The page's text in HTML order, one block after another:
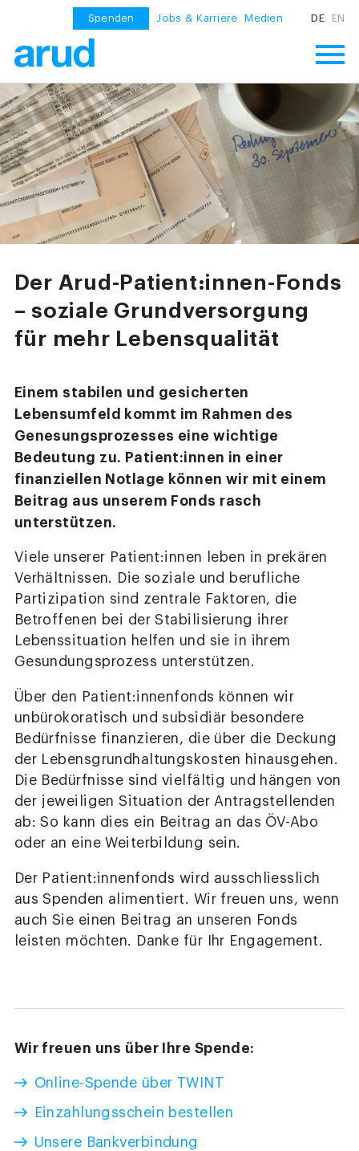
Spenden Jobs & Karriere Medien DE EN
Der Arud-Patient:innen-Fonds
– soziale Grundversorgung
für mehr Lebensqualität
Einem stabilen und gesicherten
Lebensumfeld kommt im Rahmen des
Genesungsprozesses eine wichtige
Bedeutung zu. Patient:innen in einer
finanziellen Notlage können wir mit einem
Beitrag aus unserem Fonds rasch
unterstützen.
Viele unserer Patient:innen leben in prekären
Verhältnissen. Die soziale und berufliche
Partizipation sind zentrale Faktoren, die
Betroffenen bei der Stabilisierung ihrer
Lebenssituation helfen und sie in ihrem
Gesundungsprozess unterstützen.
Über den Patient:innenfonds können wir
unbürokoratisch und subsidiär besondere
Bedürfnisse finanzieren, die über die Deckung
der Lebensgrundhaltungskosten hinausgehen.
Die Bedürfnisse sind vielfältig und hängen von
der jeweiligen Situation der Antragstellenden
ab: So kann dies ein Beitrag an das ÖV-Abo
oder an eine Weiterbildung sein.
Der Patient:innenfonds wird ausschliesslich
aus Spenden alimentiert. Wir freuen uns, wenn
auch Sie einen Beitrag an unseren Fonds
leisten möchten. Danke für Ihr Engagement.
Wir freuen uns über Ihre Spende:
Online-Spende über TWINT
Einzahlungsschein bestellen
Unsere Bankverbindung